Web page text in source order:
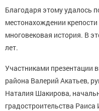
Благодаря этому удалось
местонахождении
многовековая история. В
лет.
Участниками презентации
района Валерий Акатьев,
Наталия Шакирова,
градостроительства